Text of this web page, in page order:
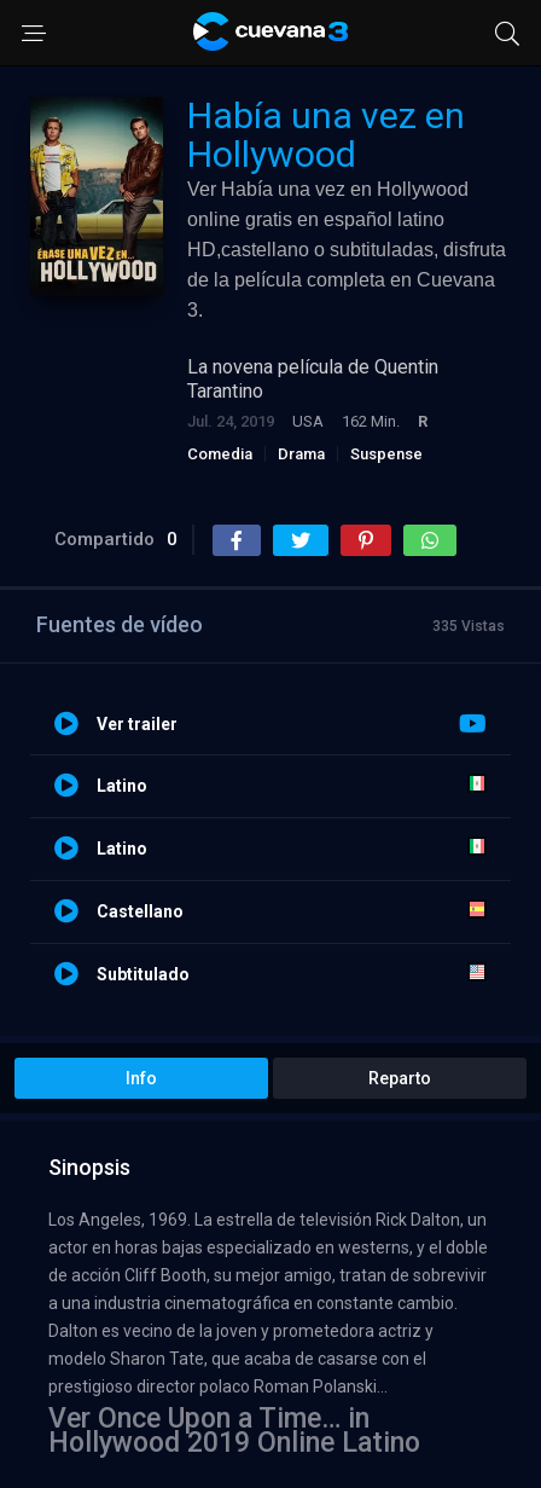
Había una vez en
Hollywood
Ver Había una vez en Hollywood
online gratis en español latino
HD,castellano o subtituladas, disfruta
de la película completa en Cuevana
3.
La novena película de Quentin
Tarantino
Jul. 24, 2019 USA 162 Min.
R
Comedia
Drama Suspense
Compartido 0
Fuentes de vídeo 335 Vistas
Ver trailer
Latino
Latino
Castellano
Subtitulado
Info Reparto
Sinopsis
Los Angeles, 1969. La estrella de televisión Rick Dalton, un
actor en horas bajas especializado en westerns, y el doble
de acción Cliff Booth, su mejor amigo, tratan de sobrevivir
a una industria cinematográfica en constante cambio.
Dalton es vecino de la joven y prometedora actriz y
modelo Sharon Tate, que acaba de casarse con el
prestigioso director polaco Roman Polanski…
Ver Once Upon a Time… in
Hollywood 2019 Online Latino